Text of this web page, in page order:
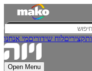
לוח שידורים
Open Menu